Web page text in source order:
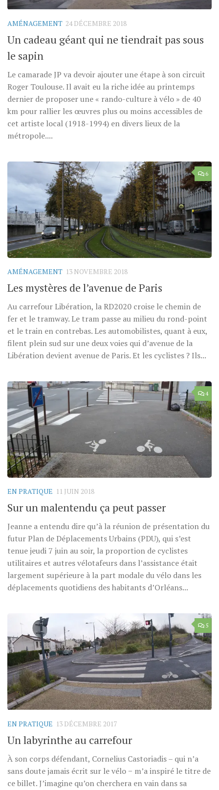
AMÉNAGEMENT 24 DÉCEMBRE 2018
Un cadeau géant qui ne tiendrait pas sous
le sapin
Le camarade JP va devoir ajouter une étape à son circuit
Roger Toulouse. Il avait eu la riche idée au printemps
dernier de proposer une « rando-culture à vélo » de 40
km pour rallier les œuvres plus ou moins accessibles de
cet artiste local (1918-1994) en divers lieux de la
métropole....
6
AMÉNAGEMENT 13 NOVEMBRE 2018
Les mystères de l’avenue de Paris
Au carrefour Libération, la RD2020 croise le chemin de
fer et le tramway. Le tram passe au milieu du rond-point
et le train en contrebas. Les automobilistes, quant à eux,
filent plein sud sur une deux voies qui d’avenue de la
Libération devient avenue de Paris. Et les cyclistes ? Ils...
4
EN PRATIQUE 11 JUIN 2018
Sur un malentendu ça peut passer
Jeanne a entendu dire qu’à la réunion de présentation du
futur Plan de Déplacements Urbains (PDU), qui s’est
tenue jeudi 7 juin au soir, la proportion de cyclistes
utilitaires et autres vélotafeurs dans l’assistance était
largement supérieure à la part modale du vélo dans les
déplacements quotidiens des habitants d’Orléans...
5
EN PRATIQUE 13 DÉCEMBRE 2017
Un labyrinthe au carrefour
À son corps défendant, Cornelius Castoriadis – qui n’a
sans doute jamais écrit sur le vélo − m’a inspiré le titre de
ce billet. J’imagine qu’on cherchera en vain dans sa